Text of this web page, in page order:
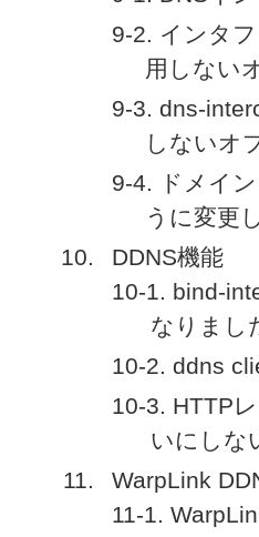
9-2. インタ
用しない
9-3. dns-
しないオ
9-4. ドメイ
うに変更
DDNS機能
10-1. bind-
なりまし
10-2. ddns
10-3. HTTP
いにしな
WarpLink
11-1.